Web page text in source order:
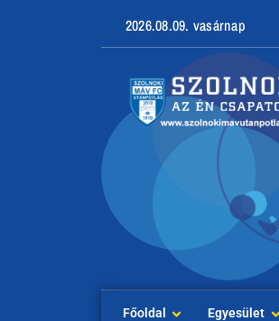
2026.08.09. vasárnap
Főoldal Egyesület